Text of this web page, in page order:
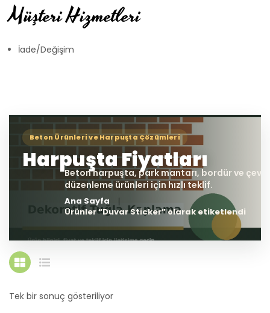
Müşteri Hizmetleri
İade/Değişim
Ana Sayfa
Ürünler “Duvar Sticker” olarak etiketlendi
Tek bir sonuç gösteriliyor